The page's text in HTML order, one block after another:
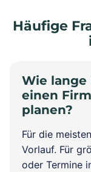
Häufige
Wie lange
einen
planen?
Für die
Vorlauf. Für
oder Termine